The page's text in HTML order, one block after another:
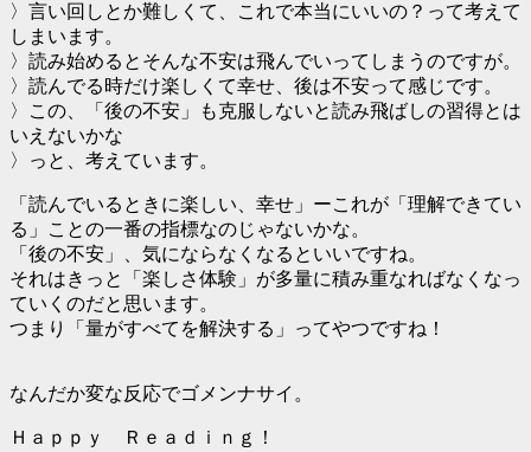
〉言い回しとか難しくて、これで本当にいいの？って考えて
しまいます。
〉読み始めるとそんな不安は飛んでいってしまうのですが。
〉読んでる時だけ楽しくて幸せ、後は不安って感じです。
〉この、「後の不安」も克服しないと読み飛ばしの習得とは
いえないかな
〉っと、考えています。
「読んでいるときに楽しい、幸せ」ーこれが「理解できてい
る」ことの一番の指標なのじゃないかな。
「後の不安」、気にならなくなるといいですね。
それはきっと「楽しさ体験」が多量に積み重なればなくなっ
ていくのだと思います。
つまり「量がすべてを解決する」ってやつですね！
なんだか変な反応でゴメンナサイ。
Ｈａｐｐｙ Ｒｅａｄｉｎｇ！